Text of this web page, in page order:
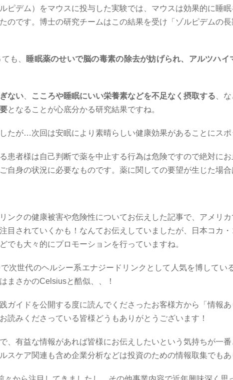
ピデム）をマウスに投与した実験では、マウスは効果的に睡
のです。博士の研究チームはこの結果を受け「ゾルピデムの
も、 睡眠薬のせいで脳の毒素の除去が妨げられ、アルツハ
ない こころや睡眠にいい栄養素などを不足なく摂取する 、
となることが心底分かる研究結果ですね。
たが…次回は安眠により素晴らしい健康効果があることにスポ
患者様は自己判断で薬を中止する行為は危険ですので絶対に
自身の状況に必要なものです。薬に関しての要望が生じた場合
ンクの健康被害や危険性についてお伝えした記事で、アメリ
目されていくかも！なんてお伝えしていましたが、日本コカ
でも大々的にプロモーションを行っていますね。
次世代のヘルシー系エナジードリンクとして人気を博してい
まさかのCelsiusと酷似、、！
ガイドを公開する度に読んでくださったお客様方から「情報
読みくださっている皆様どうもありがとうございます！
、有益な情報があれば皆様にお伝えしたいという気持ちが一
スケア関連も含め企業分析などは投資のための情報取集でもあ